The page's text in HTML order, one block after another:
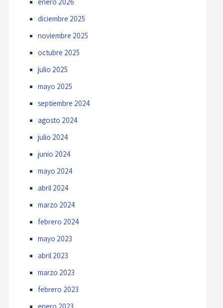
diciembre 2025
noviembre 2025
octubre 2025
julio 2025
mayo 2025
septiembre 2024
agosto 2024
julio 2024
junio 2024
mayo 2024
abril 2024
marzo 2024
febrero 2024
mayo 2023
abril 2023
marzo 2023
febrero 2023